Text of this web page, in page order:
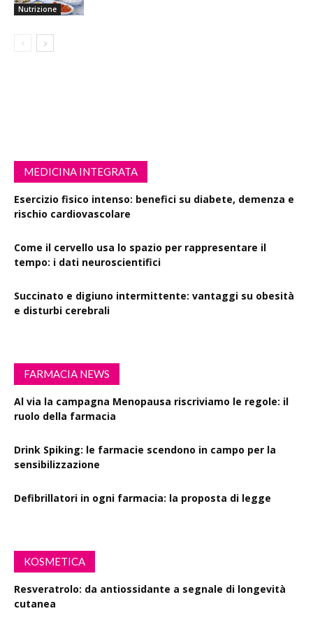
Nutrizione
MEDICINA INTEGRATA
Esercizio fisico intenso: benefici su diabete, demenza e
rischio cardiovascolare
Come il cervello usa lo spazio per rappresentare il
tempo: i dati neuroscientifici
Succinato e digiuno intermittente: vantaggi su obesità
e disturbi cerebrali
FARMACIA NEWS
Al via la campagna Menopausa riscriviamo le regole: il
ruolo della farmacia
Drink Spiking: le farmacie scendono in campo per la
sensibilizzazione
Defibrillatori in ogni farmacia: la proposta di legge
KOSMETICA
Resveratrolo: da antiossidante a segnale di longevità
cutanea